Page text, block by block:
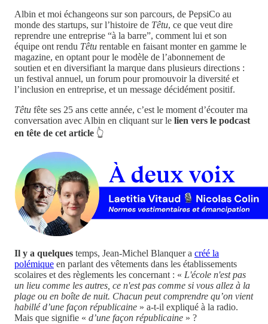
Albin et moi échangeons sur son parcours, de PepsiCo au
monde des startups, sur l’histoire de Têtu, ce que veut dire
reprendre une entreprise “à la barre”, comment lui et son
équipe ont rendu Têtu rentable en faisant monter en gamme le
magazine, en optant pour le modèle de l’abonnement de
soutien et en diversifiant la marque dans plusieurs directions :
un festival annuel, un forum pour promouvoir la diversité et
l’inclusion en entreprise, et un message décidément positif.
Têtu fête ses 25 ans cette année, c’est le moment d’écouter ma
conversation avec Albin en cliquant sur le lien vers le podcast
en tête de cet article 👆
Il y a quelques temps, Jean-Michel Blanquer a créé la
polémique en parlant des vêtements dans les établissements
scolaires et des règlements les concernant : « L'école n'est pas
un lieu comme les autres, ce n'est pas comme si vous allez à la
plage ou en boîte de nuit. Chacun peut comprendre qu’on vient
habillé d’une façon républicaine » a-t-il expliqué à la radio.
Mais que signifie « d’une façon républicaine » ?